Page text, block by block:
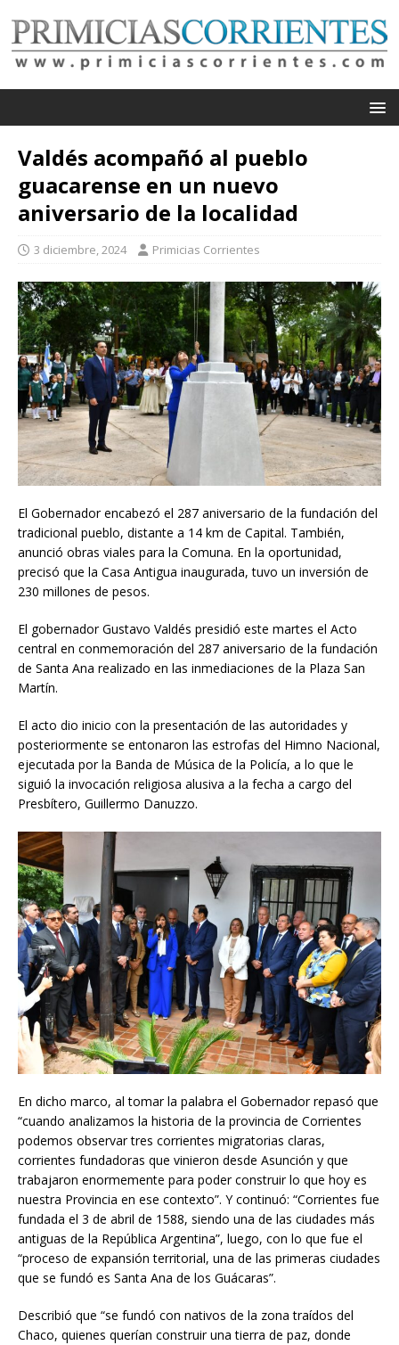
Valdés acompañó al pueblo
guacarense en un nuevo
aniversario de la localidad
3 diciembre, 2024 Primicias Corrientes
El Gobernador encabezó el 287 aniversario de la fundación del
tradicional pueblo, distante a 14 km de Capital. También,
anunció obras viales para la Comuna. En la oportunidad,
precisó que la Casa Antigua inaugurada, tuvo un inversión de
230 millones de pesos.
El gobernador Gustavo Valdés presidió este martes el Acto
central en conmemoración del 287 aniversario de la fundación
de Santa Ana realizado en las inmediaciones de la Plaza San
Martín.
El acto dio inicio con la presentación de las autoridades y
posteriormente se entonaron las estrofas del Himno Nacional,
ejecutada por la Banda de Música de la Policía, a lo que le
siguió la invocación religiosa alusiva a la fecha a cargo del
Presbítero, Guillermo Danuzzo.
En dicho marco, al tomar la palabra el Gobernador repasó que
“cuando analizamos la historia de la provincia de Corrientes
podemos observar tres corrientes migratorias claras,
corrientes fundadoras que vinieron desde Asunción y que
trabajaron enormemente para poder construir lo que hoy es
nuestra Provincia en ese contexto”. Y continuó: “Corrientes fue
fundada el 3 de abril de 1588, siendo una de las ciudades más
antiguas de la República Argentina”, luego, con lo que fue el
“proceso de expansión territorial, una de las primeras ciudades
que se fundó es Santa Ana de los Guácaras”.
Describió que “se fundó con nativos de la zona traídos del
Chaco, quienes querían construir una tierra de paz, donde